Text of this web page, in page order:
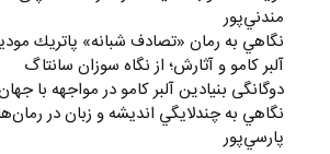
مندني‌پور
نگاهي به رمان «تصادف شبانه» پاتريك
آلبر کامو و آثارش؛ از نگاه سوزان سانتاگ
دوگانگی بنیادین آلبر کامو در مواجهه با
نگاهي به چندلايگي انديشه و زبان در
پارسي‌پور